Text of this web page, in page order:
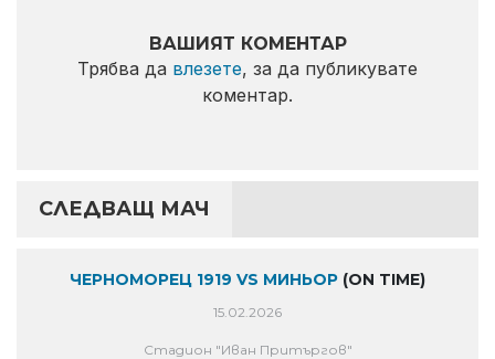
ВАШИЯТ КОМЕНТАР
Трябва да влезете, за да публикувате
коментар.
СЛЕДВАЩ МАЧ
ЧЕРНОМОРЕЦ 1919 VS МИНЬОР (ON TIME)
15.02.2026
Стадион "Иван Притъргов"